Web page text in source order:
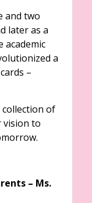
and two
later as a
academic
a
–
collection of
vision to
– Ms.